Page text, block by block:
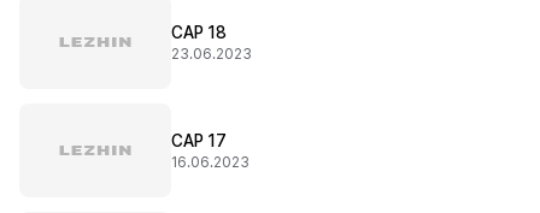
CAP 18
23.06.2023
CAP 17
16.06.2023